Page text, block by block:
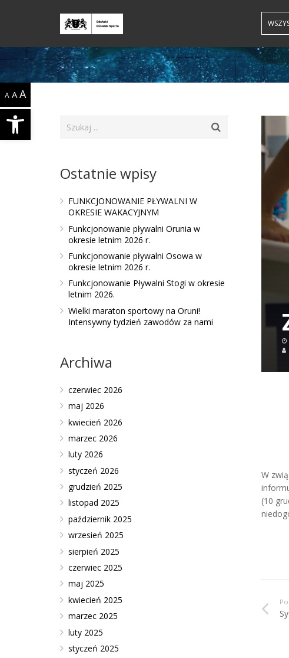
Open toolbar
A A A
W
(10
Ostatnie wpisy
FUNKCJONOWANIE PŁYWALNI W
OKRESIE WAKACYJNYM
Funkcjonowanie pływalni Orunia w
okresie letnim 2026 r.
Funkcjonowanie pływalni Osowa w
okresie letnim 2026 r.
Funkcjonowanie Pływalni Stogi w okresie
letnim 2026.
Wielki maraton sportowy na Oruni!
Intensywny tydzień zawodów za nami
Archiwa
czerwiec 2026
maj 2026
kwiecień 2026
marzec 2026
luty 2026
styczeń 2026
grudzień 2025
listopad 2025
październik 2025
wrzesień 2025
sierpień 2025
czerwiec 2025
maj 2025
kwiecień 2025
marzec 2025
luty 2025
styczeń 2025